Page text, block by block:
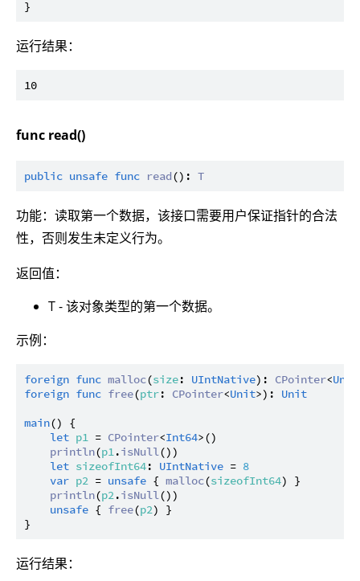
运行结果：
func read()
public unsafe func read(): T
功能：读取第一个数据，该接口需要用户保证指针的合法
性，否则发生未定义行为。
返回值：
T - 该对象类型的第一个数据。
示例：
foreign func malloc(size: UIntNative): CPointer<Unit
foreign func free(ptr: CPointer<Unit>): Unit
main() {
let p1 = CPointer<Int64>()
println(p1.isNull())
let sizeofInt64: UIntNative = 8
var p2 = unsafe { malloc(sizeofInt64) }
println(p2.isNull())
unsafe { free(p2) }
运行结果：